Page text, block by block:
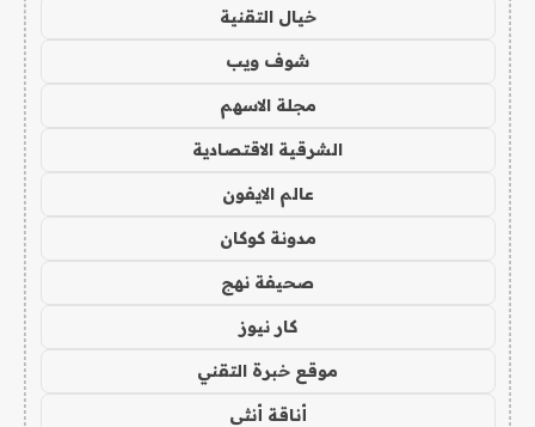
خيال التقنية
شوف ويب
مجلة الاسهم
الشرقية الاقتصادية
عالم الايفون
مدونة كوكان
صحيفة نهج
كار نيوز
موقع خبرة التقني
أناقة أنثى